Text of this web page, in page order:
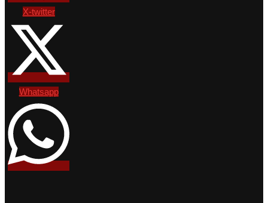
X-twitter
Whatsapp